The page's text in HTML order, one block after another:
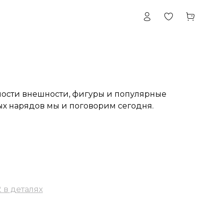
внешности, фигуры и популярные
нарядов мы и поговорим сегодня.
деталях